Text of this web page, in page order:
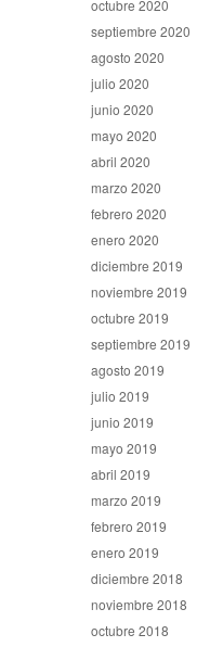
octubre 2020
septiembre 2020
agosto 2020
julio 2020
junio 2020
mayo 2020
abril 2020
marzo 2020
febrero 2020
enero 2020
diciembre 2019
noviembre 2019
octubre 2019
septiembre 2019
agosto 2019
julio 2019
junio 2019
mayo 2019
abril 2019
marzo 2019
febrero 2019
enero 2019
diciembre 2018
noviembre 2018
octubre 2018